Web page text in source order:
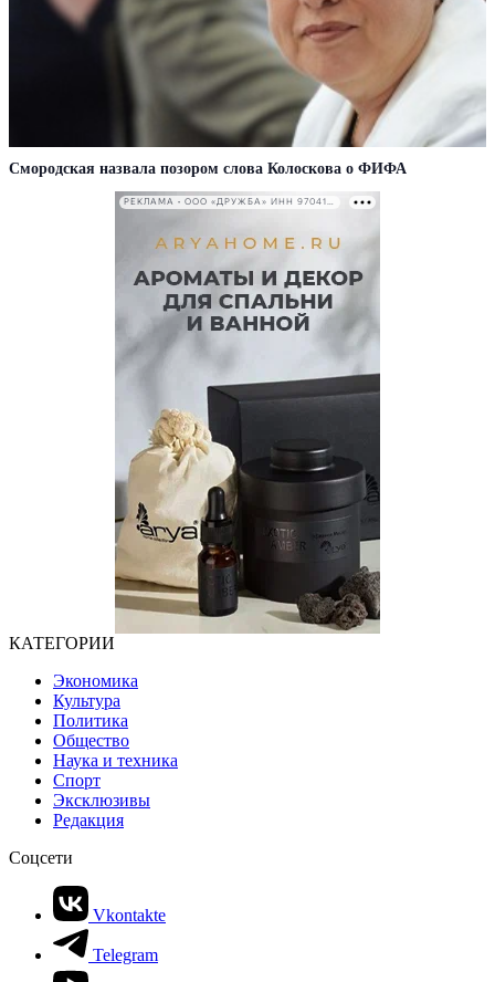
Смородская назвала позором слова Колоскова о ФИФА
РЕКЛАМА • ООО «ДРУЖБА» ИНН 9704146411
КАТЕГОРИИ
Экономика
Культура
Политика
Общество
Наука и техника
Спорт
Эксклюзивы
Редакция
Соцсети
Vkontakte
Telegram